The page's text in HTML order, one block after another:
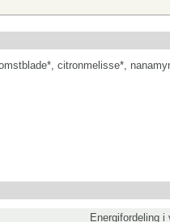
citronmelisse*,
Energifordeling i